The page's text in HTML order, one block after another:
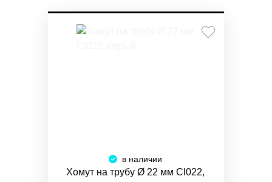
в наличии
Хомут на трубу Ø 22 мм Cl022,